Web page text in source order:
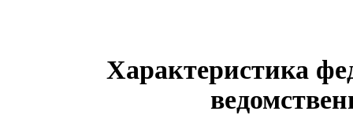
Характеристика